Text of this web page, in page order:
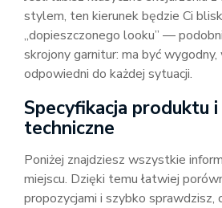
stylem, ten kierunek będzie Ci
„dopieszczonego looku” —
skrojony garnitur: ma być
odpowiedni do każdej sytuacji.
Specyfikacja produktu
techniczne
Poniżej znajdziesz wszystkie
miejscu. Dzięki temu łatwiej
propozycjami i szybko sprawdzisz,